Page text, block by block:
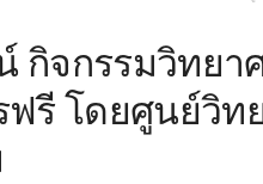
กิจกรรมวิทยา
ฟรี โดยศูนย์วิท